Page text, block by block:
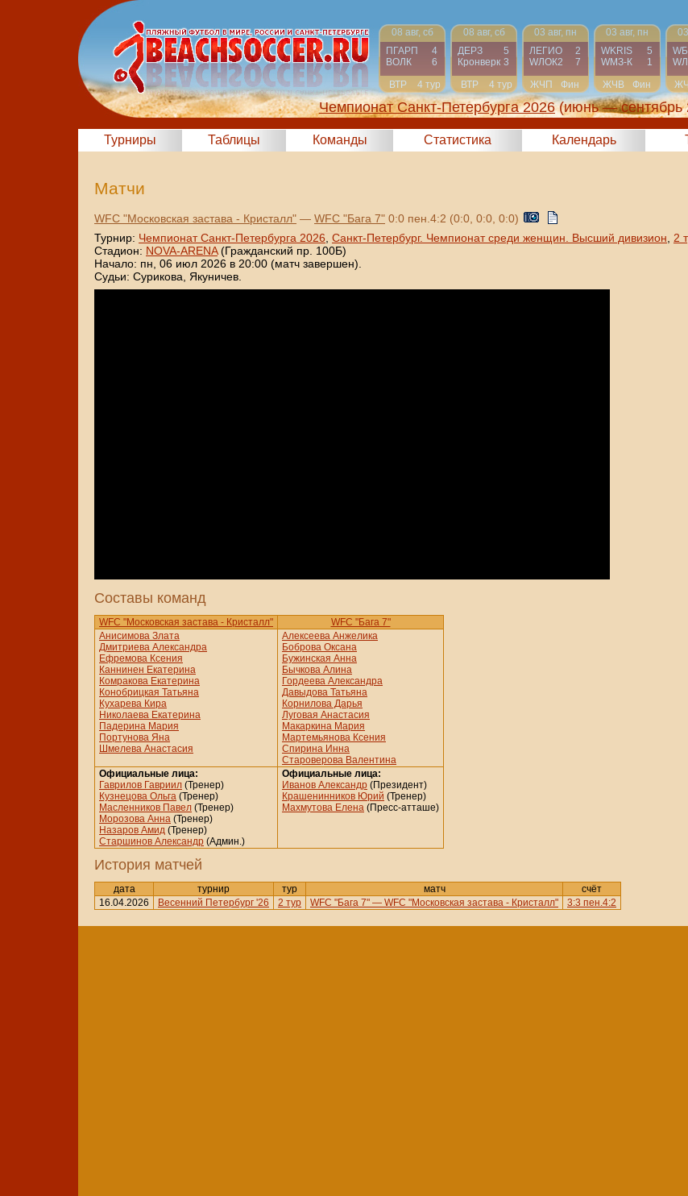
08 авг, сб
ПГАРП
4
ВОЛК
6
ВТР
4 тур
08 авг, сб
ДЕРЗ
5
Кронверк 3
ВТР
4 тур
03 авг, пн
ЛЕГИО
2
WЛОК2
7
ЖЧП
Фин
03 авг, пн
WKRIS
5
WМЗ-К
1
ЖЧВ
Фин
Чемпионат Санкт-Петербурга 2026 (июнь — сентябрь
Турниры Таблицы Команды Статистика Календарь
Матчи
WFC "Московская застава - Кристалл" — WFC "Бага 7" 0:0 пен.4:2 (0:0, 0:0, 0:0)
Турнир: Чемпионат Санкт-Петербурга 2026 Санкт-Петербург. Чемпионат среди женщин. Высший дивизион
2
Стадион: NOVA-ARENA(Гражданский пр. 100Б)
Начало: пн, 06 июл 2026 в 20:00 (матч завершен).
Судьи: Сурикова, Якуничев.
Составы команд
WFC "Московская застава - Кристалл"
WFC "Бага 7"
Анисимова Злата
Дмитриева Александра
Ефремова Ксения
Каннинен Екатерина
Комракова Екатерина
Конобрицкая Татьяна
Кухарева Кира
Николаева Екатерина
Падерина Мария
Портунова Яна
Шмелева Анастасия
Алексеева Анжелика
Боброва Оксана
Бужинская Анна
Бычкова Алина
Гордеева Александра
Давыдова Татьяна
Корнилова Дарья
Луговая Анастасия
Макаркина Мария
Мартемьянова Ксения
Спирина Инна
Староверова Валентина
Официальные лица:
Гаврилов Гавриил (Тренер)
Кузнецова Ольга (Тренер)
Масленников Павел (Тренер)
Морозова Анна (Тренер)
Назаров Амид (Тренер)
Старшинов Александр (Админ.)
Официальные лица:
Иванов Александр (Президент)
Крашенинников Юрий (Тренер)
Махмутова Елена (Пресс-атташе)
История матчей
дата турнир тур матч
счёт
16.04.2026
Весенний Петербург '26 2 тур WFC "Бага 7" — WFC "Московская застава - Кристалл" 3:3 пен.4:2